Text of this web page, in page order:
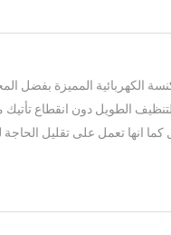
الطويل دون انقطاع
انها تعمل على تقليل الحاجة